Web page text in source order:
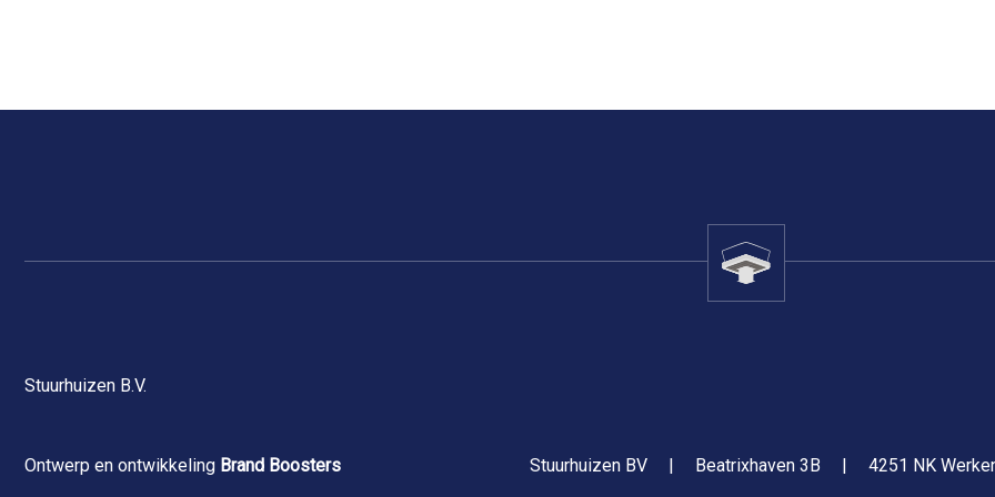
Stuurhuizen B.V.
Ontwerp en ontwikkeling Brand Boosters Stuurhuizen BV Beatrixhaven 3B 4251 NK